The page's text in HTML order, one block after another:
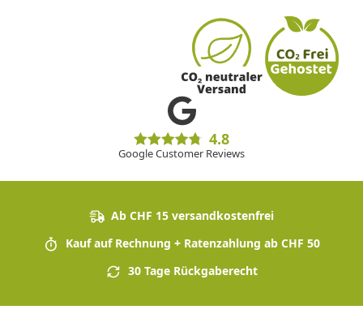
4.8
Google Customer Reviews
Ab CHF 15 versandkostenfrei
Kauf auf Rechnung + Ratenzahlung ab CHF 50
30 Tage Rückgaberecht